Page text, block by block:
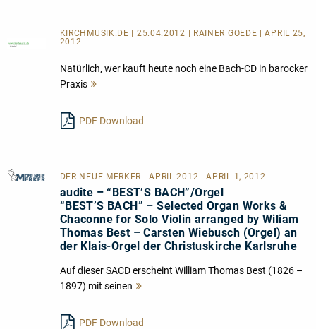
KIRCHMUSIK.DE | 25.04.2012 | RAINER GOEDE | APRIL 25,
2012
Natürlich, wer kauft heute noch eine Bach-CD in barocker
Praxis
PDF Download
DER NEUE MERKER | APRIL 2012 | APRIL 1, 2012
audite – “BEST’S BACH”/Orgel
“BEST’S BACH” – Selected Organ Works &
Chaconne for Solo Violin arranged by Wiliam
Thomas Best – Carsten Wiebusch (Orgel) an
der Klais-Orgel der Christuskirche Karlsruhe
Auf dieser SACD erscheint William Thomas Best (1826 –
1897) mit seinen
PDF Download